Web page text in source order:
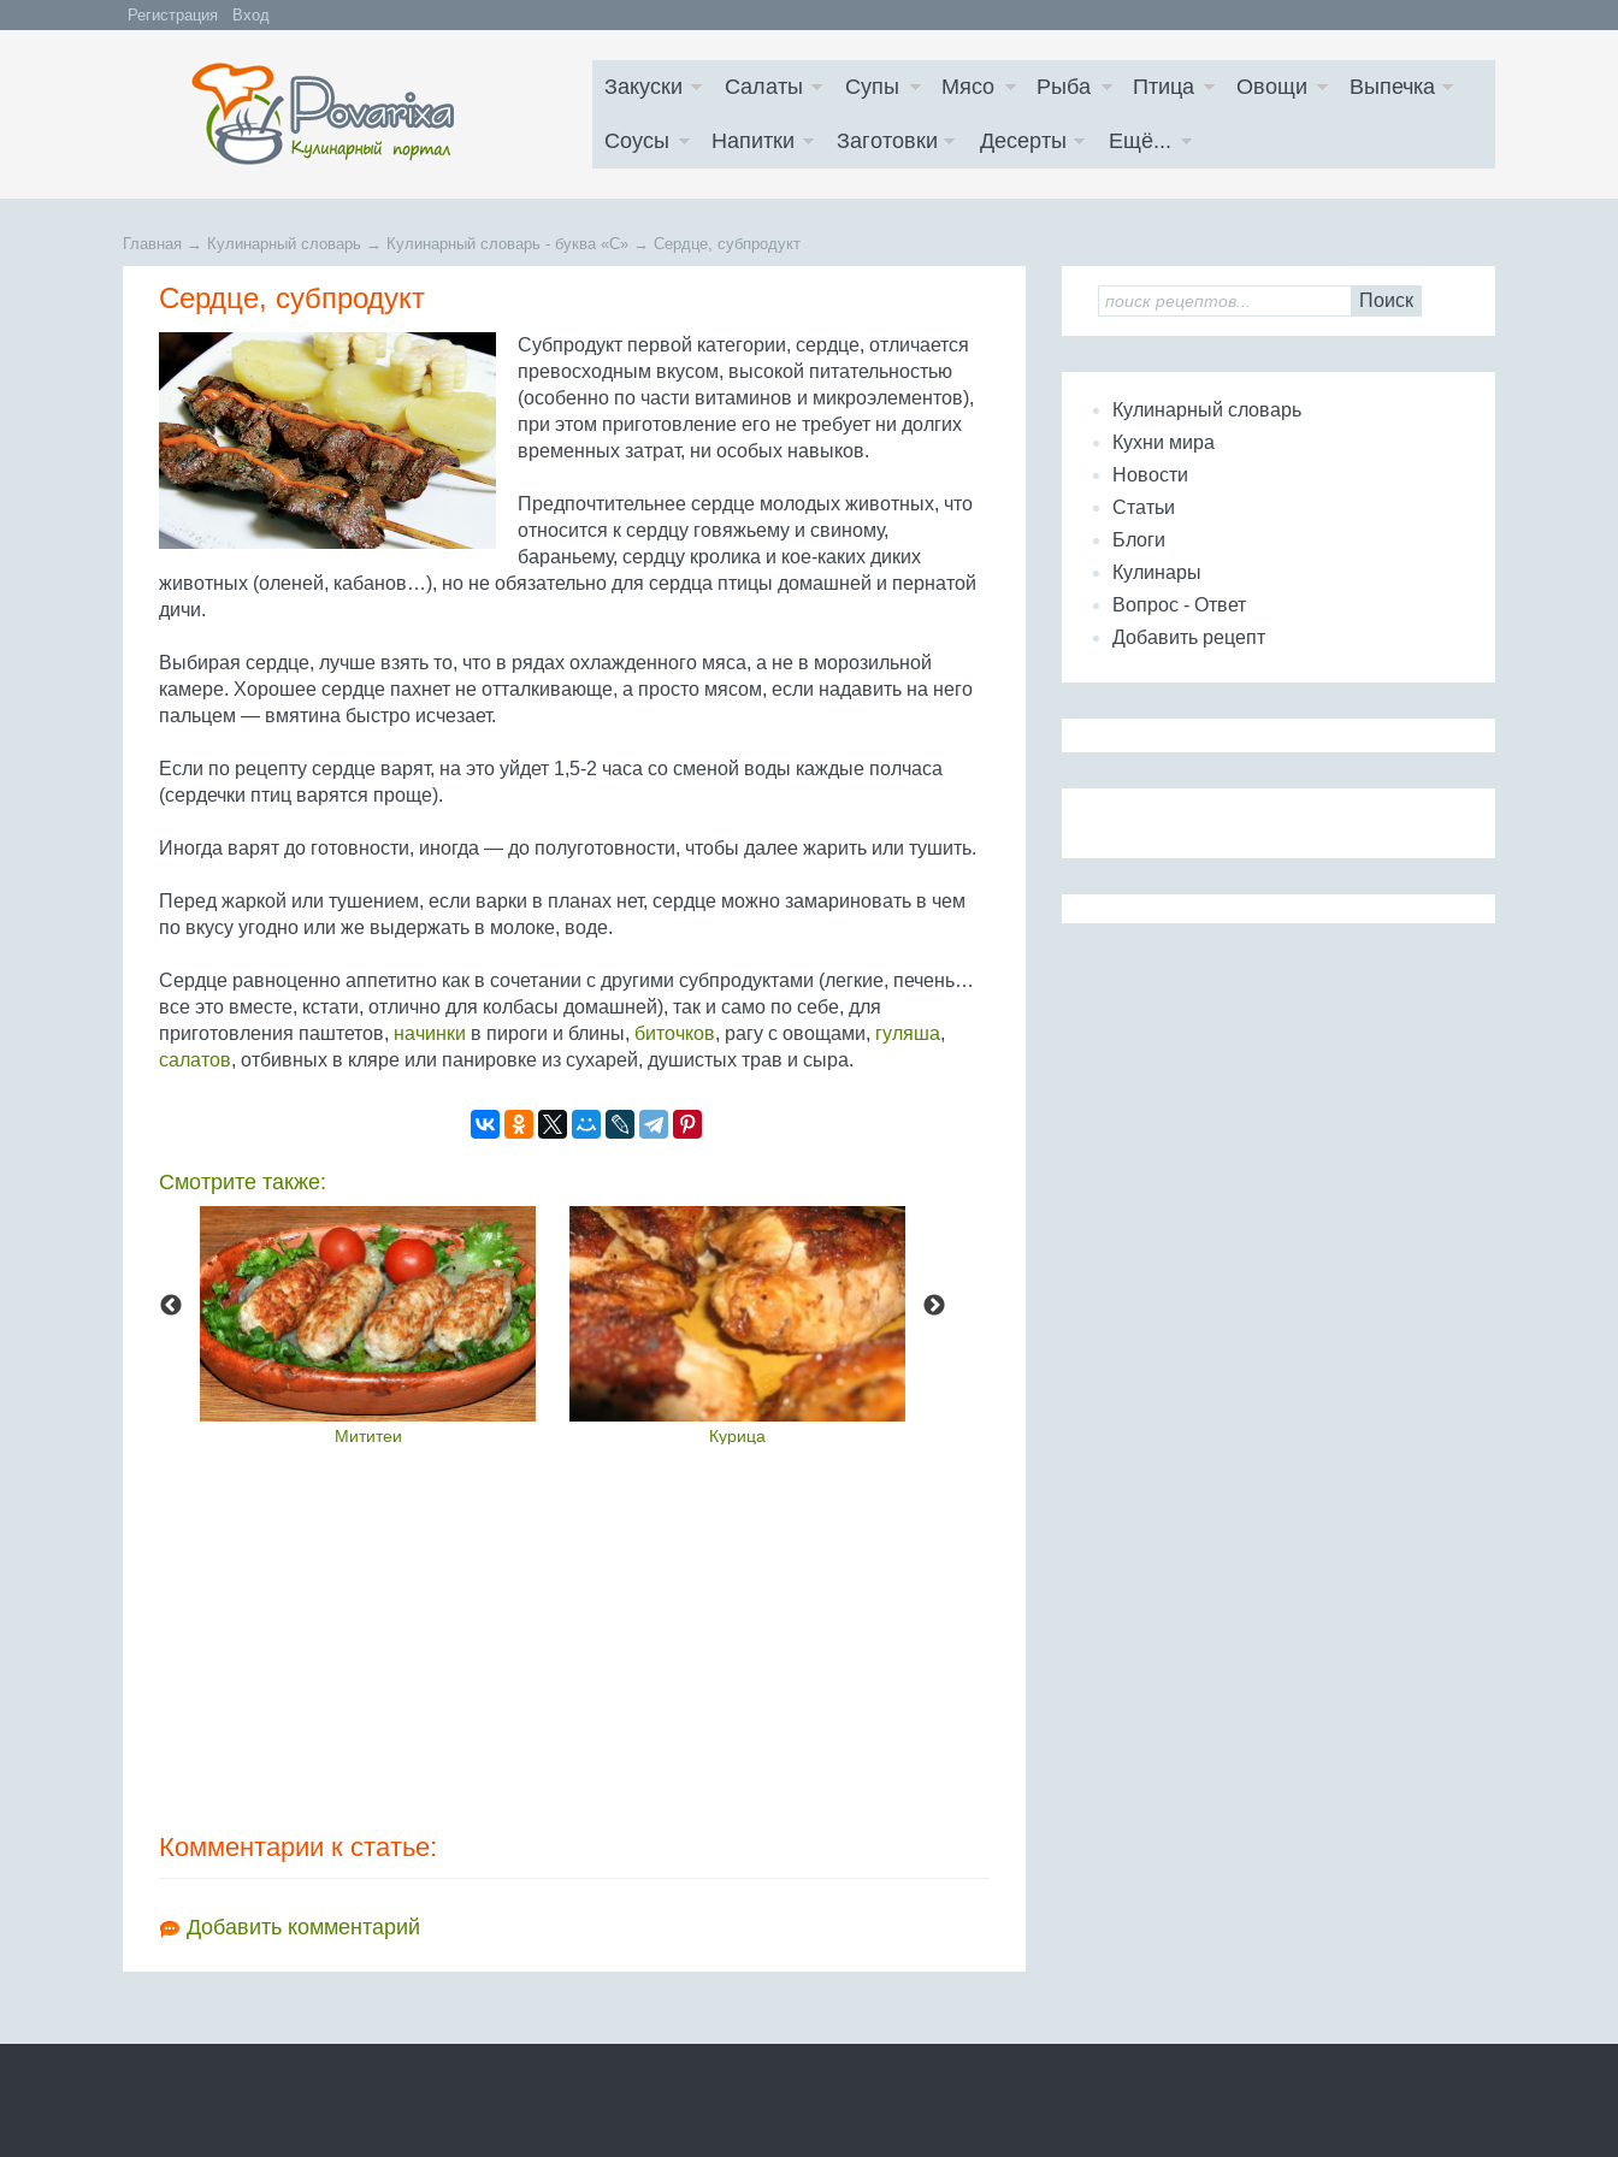
Регистрация Вход
Закуски Салаты Супы Мясо Рыба Птица Овощи Выпечка
Соусы Напитки Заготовки Десерты Ещё...
Главная → Кулинарный словарь → Кулинарный словарь - буква «С» → Сердце, субпродукт
Сердце, субпродукт
Субпродукт первой категории, сердце, отличается
превосходным вкусом, высокой питательностью
(особенно по части витаминов и микроэлементов),
при этом приготовление его не требует ни долгих
временных затрат, ни особых навыков.
Предпочтительнее сердце молодых животных, что
относится к сердцу говяжьему и свиному,
бараньему, сердцу кролика и кое-каких диких
животных (оленей, кабанов…), но не обязательно для сердца птицы домашней и пернатой
дичи.
Выбирая сердце, лучше взять то, что в рядах охлажденного мяса, а не в морозильной
камере. Хорошее сердце пахнет не отталкивающе, а просто мясом, если надавить на него
пальцем — вмятина быстро исчезает.
Если по рецепту сердце варят, на это уйдет 1,5-2 часа со сменой воды каждые полчаса
(сердечки птиц варятся проще).
Иногда варят до готовности, иногда — до полуготовности, чтобы далее жарить или тушить.
Перед жаркой или тушением, если варки в планах нет, сердце можно замариновать в чем
по вкусу угодно или же выдержать в молоке, воде.
Сердце равноценно аппетитно как в сочетании с другими субпродуктами (легкие, печень…
все это вместе, кстати, отлично для колбасы домашней), так и само по себе, для
приготовления паштетов, начинки в пироги и блины, биточков, рагу с овощами, гуляша,
салатов, отбивных в кляре или панировке из сухарей, душистых трав и сыра.
Смотрите также:
Мититеи Курица
Комментарии к статье:
Добавить комментарий
Поиск
Кулинарный словарь
Кухни мира
Новости
Статьи
Блоги
Кулинары
Вопрос - Ответ
Добавить рецепт